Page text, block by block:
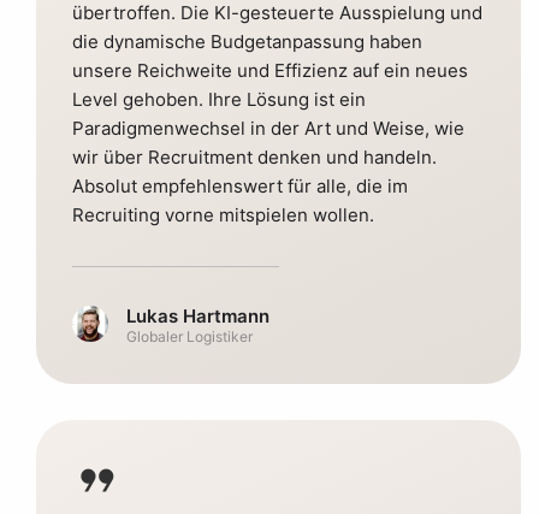
übertroffen. Die KI-gesteuerte Ausspielung und
die dynamische Budgetanpassung haben
unsere Reichweite und Effizienz auf ein neues
Level gehoben. Ihre Lösung ist ein
Paradigmenwechsel in der Art und Weise, wie
wir über Recruitment denken und handeln.
Absolut empfehlenswert für alle, die im
Recruiting vorne mitspielen wollen.
Lukas Hartmann
Globaler Logistiker
format_quote